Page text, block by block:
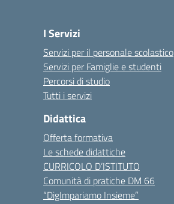
I Servizi
Servizi per il personale scolastico
Servizi per Famiglie e studenti
Percorsi di studio
Tutti i servizi
Didattica
Offerta formativa
Le schede didattiche
CURRICOLO D’ISTITUTO
Comunità di pratiche DM 66
“DigImpariamo Insieme”